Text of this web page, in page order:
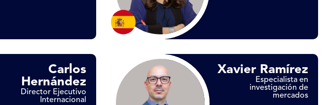
Carlos
Hernández
Director Ejecutivo
Internacional
Xavier Ramírez
Especialista en
investigación de
mercados